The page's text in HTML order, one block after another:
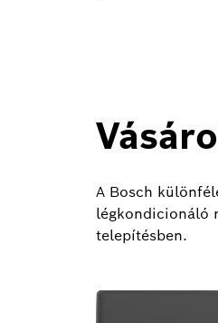
A Bosch
légkondicionáló
telepítésben.